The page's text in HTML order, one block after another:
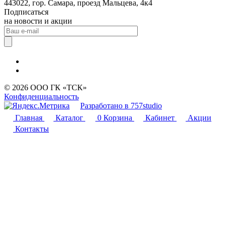
443022, гор. Самара, проезд Мальцева, 4к4
Подписаться
на новости и акции
© 2026 ООО ГК «ТСК»
Конфиденциальность
Разработано в 757studio
Главная
Каталог 0 Корзина Кабинет
Акции
Контакты